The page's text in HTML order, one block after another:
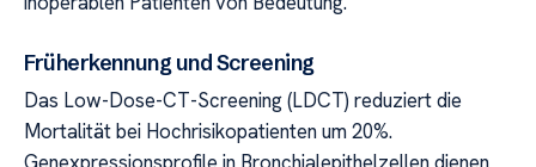
Früherkennung und Screening
Das Low-Dose-CT-Screening (LDCT) reduziert die
Mortalität bei Hochrisikopatienten um 20%.